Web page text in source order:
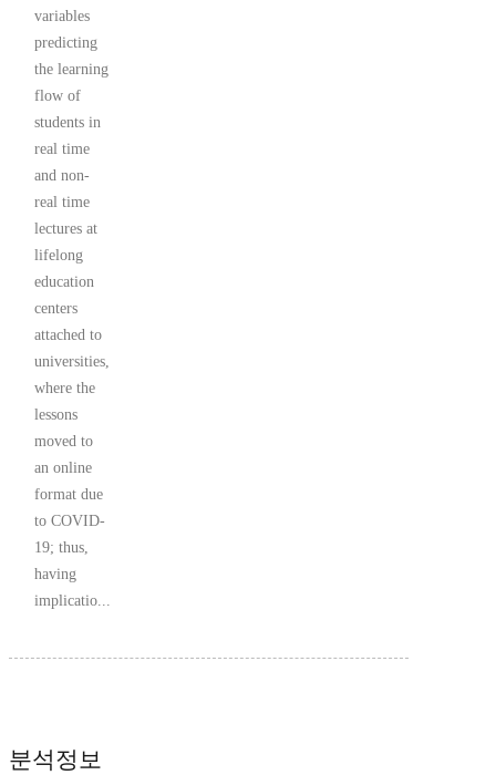
variables
predicting
the learning
flow of
students in
real time
and non-
real time
lectures at
lifelong
education
centers
attached to
universities,
where the
lessons
moved to
an online
format due
to COVID-
19; thus,
having
implicatio...
분석정보